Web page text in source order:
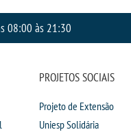
08:00 às 21:30
PROJETOS SOCIAIS
Projeto de Extensão
Uniesp Solidária